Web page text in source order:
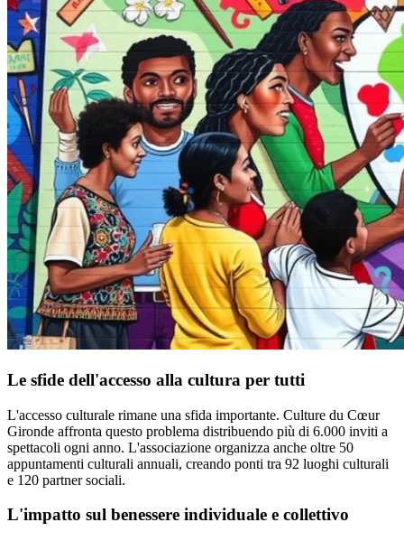
Le sfide dell'accesso alla cultura per tutti
L'accesso culturale rimane una sfida importante. Culture du Cœur
Gironde affronta questo problema distribuendo più di 6.000 inviti a
spettacoli ogni anno. L'associazione organizza anche oltre 50
appuntamenti culturali annuali, creando ponti tra 92 luoghi culturali
e 120 partner sociali.
L'impatto sul benessere individuale e collettivo